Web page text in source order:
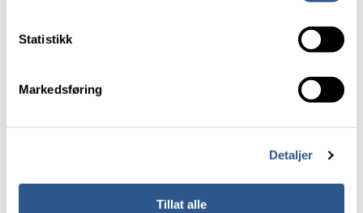
Statistikk
Markedsføring
Detaljer
Tillat alle
Analyse av sprøytebetongtykkelse
laserscanner